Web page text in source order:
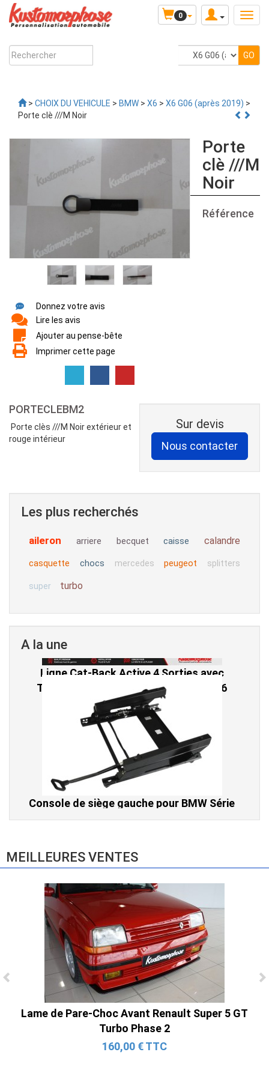
0
> CHOIX DU VEHICULE > BMW > X6 > X6 G06 (après 2019) >
Porte clè ///M Noir
Donnez votre avis
Lire les avis
Ajouter au pense-bête
Imprimer cette page
Porte
clè ///M
Noir
Sur devis
Référence
PORTECLEBM2
Porte clès ///M Noir extérieur et
rouge intérieur
Les plus recherchés
aileron arriere becquet caisse calandre
casquette chocs mercedes peugeot splitters
super turbo
A la une
Ligne Cat-Back Active 4 Sorties avec
Tube en H pour Ford Mustang GT & V6
(2015-2023)
2 690,00 € TTC
Console de siège gauche pour BMW Série
3 E46 (hors Cabriolet et CSL) et BMW X3
E83 (2004-2010)
MEILLEURES VENTES
Lame de Pare-Choc Avant Renault Super 5 GT
Turbo Phase 2
160,00 € TTC